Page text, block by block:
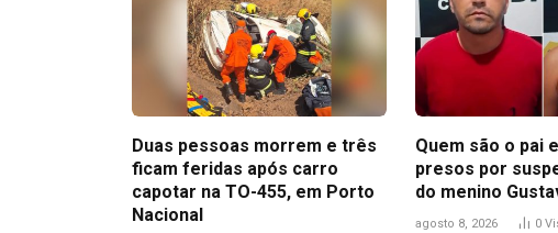
Duas pessoas morrem e três
ficam feridas após carro
capotar na TO-455, em Porto
Nacional
Quem são o pai
presos por
do menino
agosto 8, 2026 0